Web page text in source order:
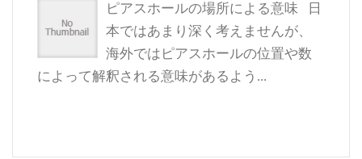
ピアスホールの場所による意味
日
本ではあまり深く考えませんが、
海外ではピアスホールの位置や数
によって解釈される意味があるよう...